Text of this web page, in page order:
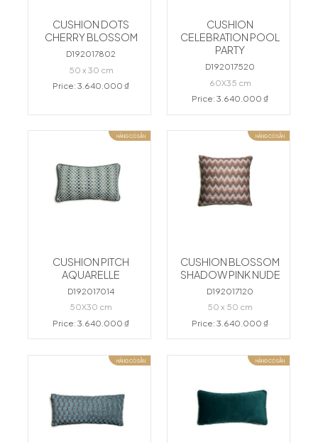
CUSHION DOTS
CHERRY BLOSSOM
D192017802
50 x 30 cm
Price: 3.640.000 ₫
CUSHION
CELEBRATION POOL
PARTY
D192017520
60X35 cm
Price: 3.640.000 ₫
HÀNG CÓ SẴN
CUSHION PITCH
AQUARELLE
D192017014
50X30 cm
Price: 3.640.000 ₫
HÀNG CÓ SẴN
CUSHION BLOSSOM
SHADOW PINK NUDE
D192017120
50 x 50 cm
Price: 3.640.000 ₫
HÀNG CÓ SẴN HÀNG CÓ SẴN